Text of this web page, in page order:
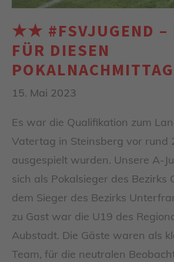
★★ #FSVJUGEND –
FÜR DIESEN
15. Mai 2023
Es war die Qualifikation zum
Vatertag in Steinsberg vor rund
ausgespielt wurden. Unsere A-
sich als Pokalsieger des Bezirks
dem Sieger des Bezirks
zu Gast war die U19 des
Aubstadt. Die Gäste waren als
Team, für die neutralen